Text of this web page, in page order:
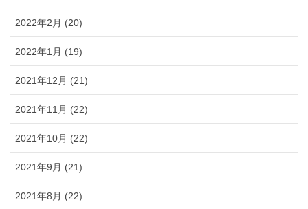
2022年2月 (20)
2022年1月 (19)
2021年12月 (21)
2021年11月 (22)
2021年10月 (22)
2021年9月 (21)
2021年8月 (22)